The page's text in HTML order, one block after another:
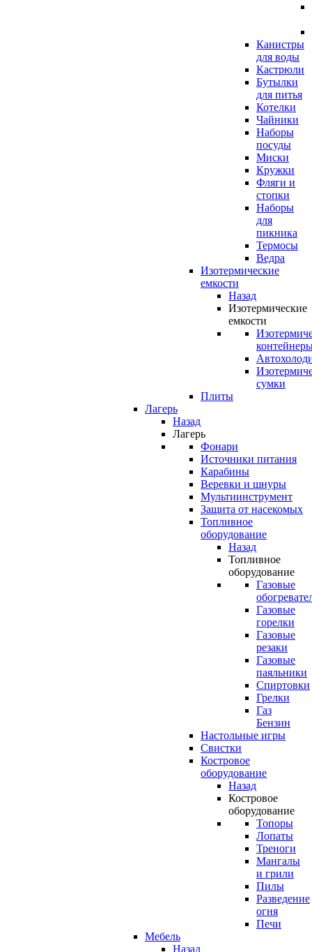
Канистры
для воды
Кастрюли
Бутылки
для питья
Котелки
Чайники
Наборы
посуды
Миски
Кружки
Фляги и
стопки
Наборы
для
пикника
Термосы
Ведра
Изотермические
емкости
Назад
Изотермические
емкости
сумки
Плиты
Лагерь
Назад
Лагерь
Фонари
Источники питания
Карабины
Веревки и шнуры
Мультиинструмент
Защита от насекомых
Топливное
оборудование
Назад
Топливное
оборудование
Газовые
Газовые
горелки
Газовые
резаки
Газовые
паяльники
Спиртовки
Грелки
Газ
Бензин
Настольные игры
Свистки
Костровое
оборудование
Назад
Костровое
оборудование
Топоры
Лопаты
Треноги
Мангалы
и грили
Пилы
Разведение
огня
Печи
Мебель
Назад